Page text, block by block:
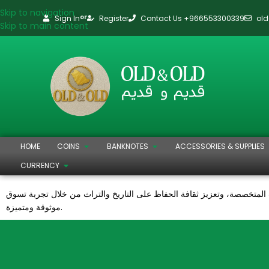
Skip to navigation
Skip to main content
Sign Inor Register Contact Us +966553300339
HOME COINS BANKNOTES
ACCESSORIES & SUPPLIES
CURRENCY
المتخصصة، وتعزيز ثقافة الحفاظ على التاريخ والتراث من خلال تجربة تسوق
موثوقة ومتميزة.